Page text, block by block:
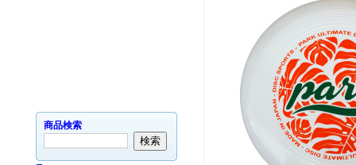
商品検索